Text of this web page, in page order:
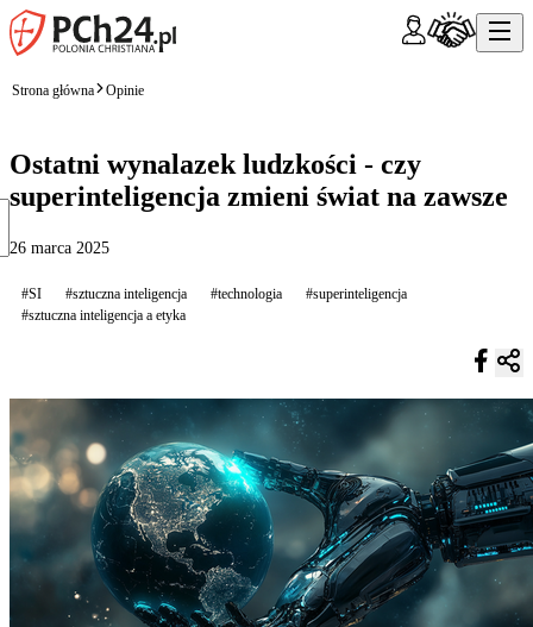
Strona główna Opinie
Ostatni wynalazek ludzkości - czy
superinteligencja zmieni świat na zawsze
26 marca 2025
#SI #sztuczna inteligencja #technologia
#superinteligencja
#sztuczna inteligencja a etyka